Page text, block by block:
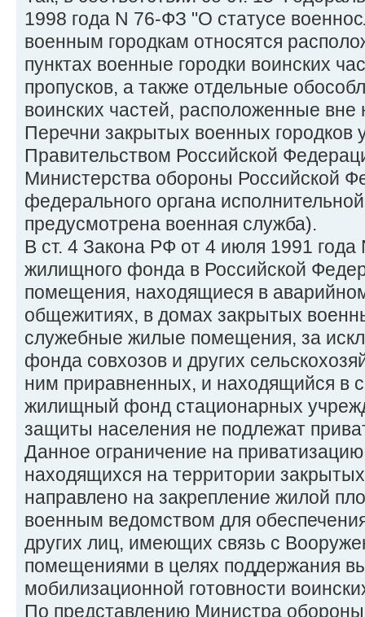
1998 года N 76-ФЗ "О статусе
военным городкам относятся
пунктах военные городки воинских
пропусков, а также отдельные
воинских частей, расположенные вне
Перечни закрытых военных городков
Правительством Российской
Министерства обороны Российской
федерального органа
предусмотрена военная служба).
В ст. 4 Закона РФ от 4 июля 1991
жилищного фонда в Российской
помещения, находящиеся в
общежитиях, в домах закрытых
служебные жилые помещения, за
фонда совхозов и других
ним приравненных, и находящийся в
жилищный фонд стационарных
защиты населения не подлежат
Данное ограничение на
находящихся на территории
направлено на закрепление жилой
военным ведомством для
других лиц, имеющих связь с
помещениями в целях поддержания
мобилизационной готовности
По представлению Министра